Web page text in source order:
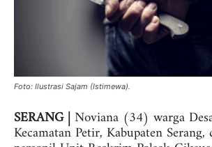
Foto: Ilustrasi Sajam (Istimewa).
SERANG |Noviana (34) warga
Kecamatan Petir, Kabupaten